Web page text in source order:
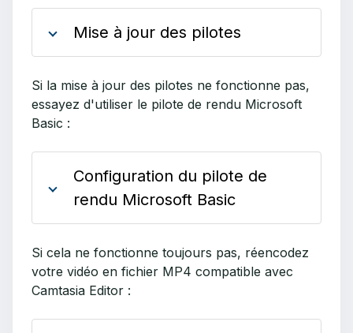
Mise à jour des pilotes
Si la mise à jour des pilotes ne fonctionne pas,
essayez d'utiliser le pilote de rendu Microsoft
Basic :
Configuration du pilote de
rendu Microsoft Basic
Si cela ne fonctionne toujours pas, réencodez
votre vidéo en fichier MP4 compatible avec
Camtasia Editor :